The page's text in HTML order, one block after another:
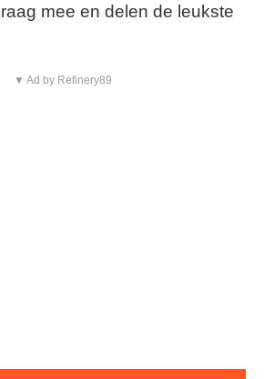
mee en delen de leukste
▼ Ad by Refinery89